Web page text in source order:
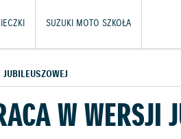
SUZUKI MOTO SZKOŁA
W WERSJI